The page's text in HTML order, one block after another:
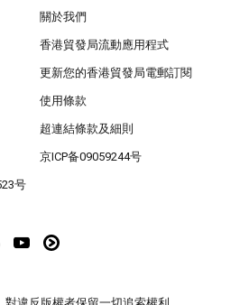
關於我們
香港貿發局流動應用程式
更新您的香港貿發局電郵訂閱
使用條款
超連結條款及細則
京ICP备09059244号
号